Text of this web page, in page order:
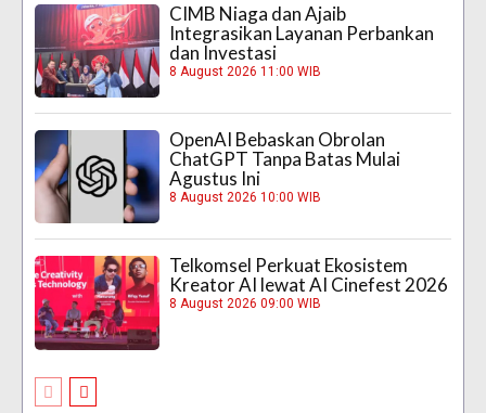
CIMB Niaga dan Ajaib
Integrasikan Layanan Perbankan
dan Investasi
8 August 2026 11:00 WIB
OpenAI Bebaskan Obrolan
ChatGPT Tanpa Batas Mulai
Agustus Ini
8 August 2026 10:00 WIB
Telkomsel Perkuat Ekosistem
Kreator AI lewat AI Cinefest 2026
8 August 2026 09:00 WIB